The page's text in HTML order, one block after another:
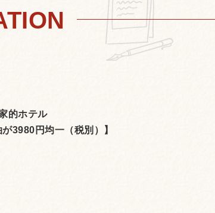
的ホテル
3980円均一（税別）】